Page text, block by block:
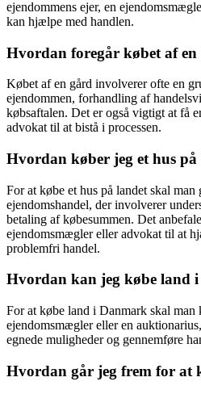
ejendommens ejer, en
kan hjælpe med handlen.
Hvordan foregår købet af en
Købet af en gård involverer ofte en
ejendommen, forhandling af
købsaftalen. Det er også vigtigt at få
advokat til at bistå i processen.
Hvordan køber jeg et hus på
For at købe et hus på landet skal man
ejendomshandel, der involverer
betaling af købesummen. Det
ejendomsmægler eller advokat til at
problemfri handel.
Hvordan kan jeg købe land
For at købe land i Danmark skal man
ejendomsmægler eller en
egnede muligheder og gennemføre
Hvordan går jeg frem for at